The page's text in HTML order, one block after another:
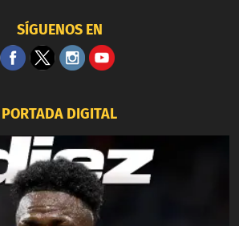
SÍGUENOS EN
PORTADA DIGITAL